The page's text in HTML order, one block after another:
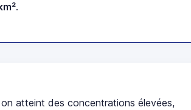
.
atteint des concentrations élevées,